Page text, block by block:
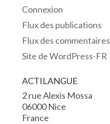
Connexion
Flux des publications
Flux des commentaires
Site de WordPress-FR
ACTILANGUE
2 rue Alexis Mossa
06000 Nice
France